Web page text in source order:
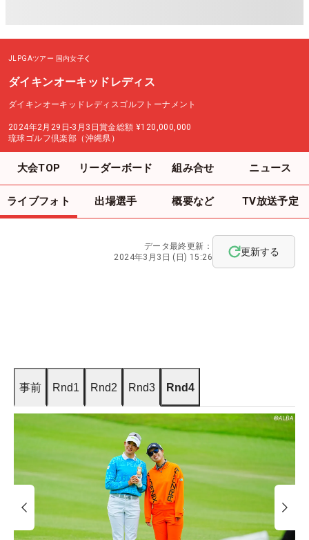
JLPGAツアー 国内女子
ダイキンオーキッドレディス
ダイキンオーキッドレディスゴルフトーナメント
2024年2月29日-3月3日賞金総額 ¥120,000,000
琉球ゴルフ倶楽部（沖縄県）
大会TOP リーダーボード 組み合せ ニュース
ライブフォト 出場選手 概要など TV放送予定
データ最終更新：
2024年3月3日 (日) 15:26
更新する
事前 Rnd1 Rnd2 Rnd3 Rnd4